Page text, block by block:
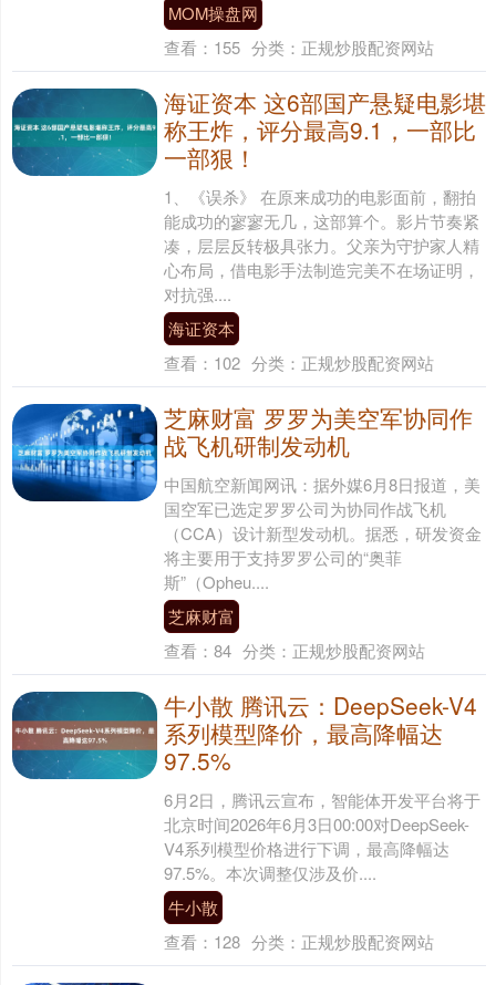
MOM操盘网
查看： 155 分类： 正规炒股配资网站
海证资本 这6部国产悬疑电影堪
称王炸，评分最高9.1，一部比
一部狠！
1、《误杀》 在原来成功的电影面前，翻拍
能成功的寥寥无几，这部算个。影片节奏紧
凑，层层反转极具张力。父亲为守护家人精
心布局，借电影手法制造完美不在场证明，
对抗强....
海证资本
查看： 102 分类： 正规炒股配资网站
芝麻财富 罗罗为美空军协同作
战飞机研制发动机
中国航空新闻网讯：据外媒6月8日报道，美
国空军已选定罗罗公司为协同作战飞机
（CCA）设计新型发动机。据悉，研发资金
将主要用于支持罗罗公司的“奥菲
斯”（Opheu....
芝麻财富
查看： 84 分类： 正规炒股配资网站
牛小散 腾讯云：DeepSeek-V4
系列模型降价，最高降幅达
97.5%
6月2日，腾讯云宣布，智能体开发平台将于
北京时间2026年6月3日00:00对DeepSeek-
V4系列模型价格进行下调，最高降幅达
97.5%。本次调整仅涉及价....
牛小散
查看： 128 分类： 正规炒股配资网站